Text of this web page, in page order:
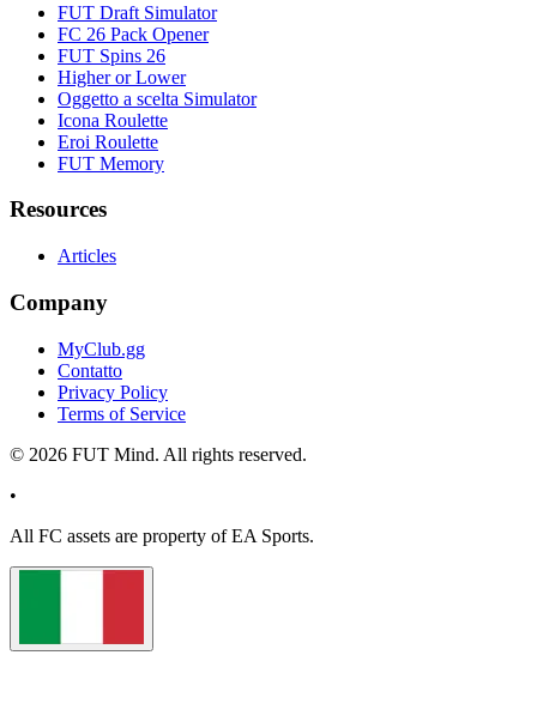
FUT Draft Simulator
FC 26 Pack Opener
FUT Spins 26
Higher or Lower
Oggetto a scelta Simulator
Icona Roulette
Eroi Roulette
FUT Memory
Resources
Articles
Company
MyClub.gg
Contatto
Privacy Policy
Terms of Service
© 2026 FUT Mind. All rights reserved.
•
All FC assets are property of EA Sports.